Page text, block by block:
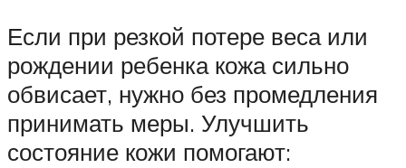
Если при резкой потере веса или
рождении ребенка кожа сильно
обвисает, нужно без промедления
принимать меры. Улучшить
состояние кожи помогают: